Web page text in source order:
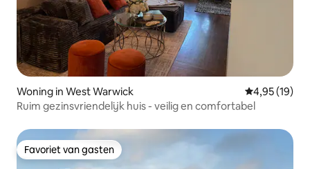
Woning in West Warwick Gemiddelde
4,95 (19)
Ruim gezinsvriendelijk huis - veilig en comfortabel
Favoriet van gasten
Favoriet van gasten